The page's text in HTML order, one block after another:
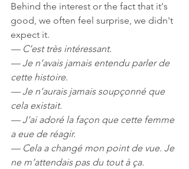
Behind the interest or the fact that it's
good, we often feel surprise, we didn't
expect it.
— C’est très intéressant.
— Je n’avais jamais entendu parler de
cette histoire.
— Je n’aurais jamais soupçonné que
cela existait.
— J’ai adoré la façon que cette femme
a eue de réagir.
— Cela a changé mon point de vue. Je
ne m’attendais pas du tout à ça.